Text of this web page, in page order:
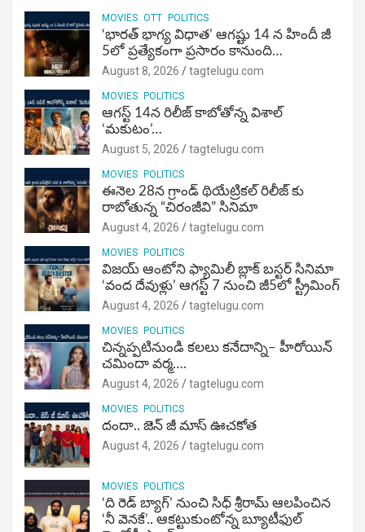
MOVIES OTT POLITICS
‘భారత్ భాగ్య విధాత’ ఆగష్టు 14 న హిందీ జీ
5లో ప్రత్యేకంగా ప్రసారం కానుంది…
August 8, 2026 tagtelugu.com
MOVIES POLITICS
ఆగస్ట్ 14న రిలీజ్ కాబోతోన్న విశాల్
‘మకుటం’…
August 5, 2026 tagtelugu.com
MOVIES POLITICS
ఈనెల 28న గ్రాండ్ థియేట్రికల్ రిలీజ్ కు
రాబోతున్న “చిరంజీవి” సినిమా
August 4, 2026 tagtelugu.com
MOVIES POLITICS
విజ‌య్ ఆంటోని ఫ్యామిలీ బ్లాక్ బ‌స్ట‌ర్‌ సినిమా
‘వంద దేవుళ్లు’ ఆగస్ట్ 7 నుంచి జీ5లో స్ట్రీమింగ్
August 4, 2026 tagtelugu.com
MOVIES POLITICS
చిన్నప్పటినుండి కలలు కనేదాన్ని– హీరోయిన్‌
చమిందా వర్మ….
August 4, 2026 tagtelugu.com
MOVIES POLITICS
దందా.. జెన్ జీ మాస్ ఊచకోత
August 4, 2026 tagtelugu.com
MOVIES POLITICS
‘ది రెడ్ బ్యాగ్’ నుంచి సిధ్ శ్రీరామ్ ఆలపించిన
‘నీ వెనకే’.. ఆకట్టుకుంటోన్న బ్యూటీఫుల్